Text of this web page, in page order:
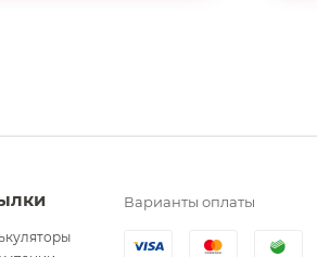
Варианты оплаты